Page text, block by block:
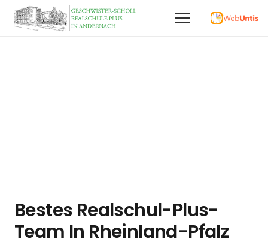
Bestes Realschul-Plus-
Team In Rheinland-Pfalz